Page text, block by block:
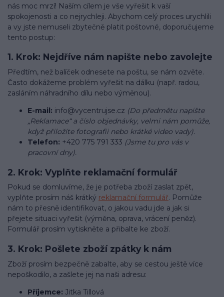
nás moc mrzí! Naším cílem je vše vyřešit k vaší
spokojenosti a co nejrychleji. Abychom celý proces urychlili
a vy jste nemuseli zbytečně platit poštovné, doporučujeme
tento postup:
1. Krok: Nejdříve nám napište nebo zavolejte
Předtím, než balíček odnesete na poštu, se nám ozvěte.
Často dokážeme problém vyřešit na dálku (např. radou,
zasláním náhradního dílu nebo výměnou).
E-mail: info@vycentrujse.cz (Do předmětu napište
„Reklamace“ a číslo objednávky, velmi nám pomůže,
když přiložíte fotografii nebo krátké video vady).
Telefon: +420 775 791 333 (Jsme tu pro vás v
pracovní dny).
2. Krok: Vyplňte reklamační formulář
Pokud se domluvíme, že je potřeba zboží zaslat zpět,
vyplňte prosím náš krátký reklamační formulář. Pomůže
nám to přesně identifikovat, o jakou vadu jde a jak si
přejete situaci vyřešit (výměna, oprava, vrácení peněz).
Formulář prosím vytiskněte a přibalte ke zboží.
3. Krok: Pošlete zboží zpátky k nám
Zboží prosím bezpečně zabalte, aby se cestou ještě více
nepoškodilo, a zašlete jej na naši adresu:
Příjemce: Jitka Tillová